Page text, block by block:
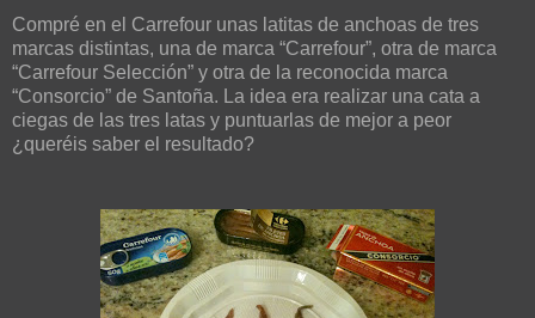
Compré en el Carrefour unas latitas de anchoas de tres
marcas distintas, una de marca “Carrefour”, otra de marca
“Carrefour Selección” y otra de la reconocida marca
“Consorcio” de Santoña. La idea era realizar una cata a
ciegas de las tres latas y puntuarlas de mejor a peor
¿queréis saber el resultado?